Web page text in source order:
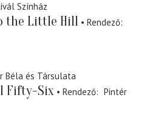
Színház
the Little Hill
Rendező
Béla és Társulata
Fifty-Six Rendező
Pintér